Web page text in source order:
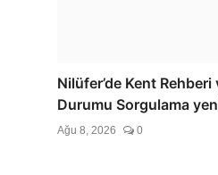
Antalya
yenilenecek
Ağu 8, 2026
Nilüfer’de Kent Rehberi
Durumu Sorgulama
Ağu 8, 2026 0